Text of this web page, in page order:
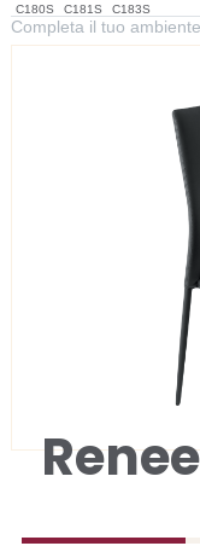
C180S C181S C183S
Completa il tuo ambiente
Renee